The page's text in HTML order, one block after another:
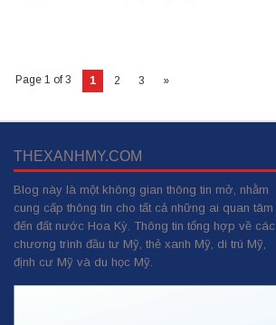
Page 1 of 3 1 2 3 »
THEXANHMY.COM
Blog này là một không gian thông tin mở, nhằm
cung cấp thông tin cho tất cả những ai quan tâm
đến đất nước Hoa Kỳ. Thông tin tổng hợp về các
chương trình đầu tư Mỹ, thẻ xanh Mỹ, di trú Mỹ,
định cư Mỹ và du học Mỹ.